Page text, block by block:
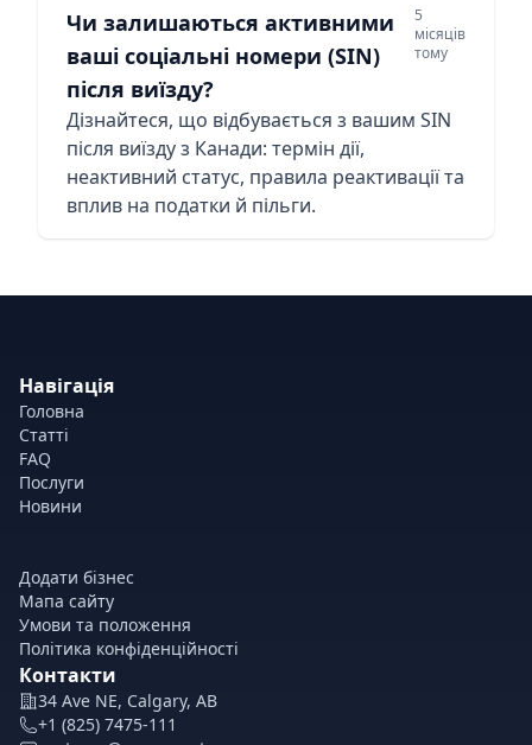
Чи залишаються активними
ваші соціальні номери (SIN)
після виїзду?
5
місяців
тому
Дізнайтеся, що відбувається з вашим SIN
після виїзду з Канади: термін дії,
неактивний статус, правила реактивації та
вплив на податки й пільги.
Навігація
Головна
Статті
FAQ
Послуги
Новини
Додати бізнес
Мапа сайту
Умови та положення
Політика конфіденційності
Контакти
34 Ave NE, Calgary, AB
+1 (825) 7475-111